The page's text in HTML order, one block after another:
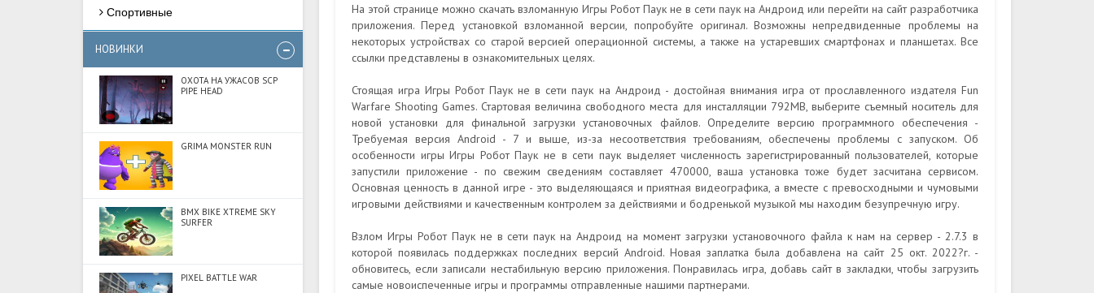
Спортивные
НОВИНКИ
ОХОТА НА УЖАСОВ SCP
PIPE HEAD
GRIMA MONSTER RUN
BMX BIKE XTREME SKY
SURFER
PIXEL BATTLE WAR
На этой странице можно скачать взломанную Игры Робот Паук не в сети паук на Андроид или перейти на сайт разработчика
приложения. Перед установкой взломанной версии, попробуйте оригинал. Возможны непредвиденные проблемы на
некоторых устройствах со старой версией операционной системы, а также на устаревших смартфонах и планшетах. Все
ссылки представлены в ознакомительных целях.
Стоящая игра Игры Робот Паук не в сети паук на Андроид - достойная внимания игра от прославленного издателя Fun
Warfare Shooting Games. Стартовая величина свободного места для инсталляции 792MB, выберите съемный носитель для
новой установки для финальной загрузки установочных файлов. Определите версию программного обеспечения -
Требуемая версия Android - 7 и выше, из-за несоответствия требованиям, обеспечены проблемы с запуском. Об
особенности игры Игры Робот Паук не в сети паук выделяет численность зарегистрированный пользователей, которые
запустили приложение - по свежим сведениям составляет 470000, ваша установка тоже будет засчитана сервисом.
Основная ценность в данной игре - это выделяющаяся и приятная видеографика, а вместе с превосходными и чумовыми
игровыми действиями и качественным контролем за действиями и бодренькой музыкой мы находим безупречную игру.
Взлом Игры Робот Паук не в сети паук на Андроид на момент загрузки установочного файла к нам на сервер - 2.7.3 в
которой появилась поддержках последних версий Android. Новая заплатка была добавлена на сайт 25 окт. 2022?г. -
обновитесь, если записали нестабильную версию приложения. Понравилась игра, добавь сайт в закладки, чтобы загрузить
самые новоиспеченные игры и программы отправленные нашими партнерами.